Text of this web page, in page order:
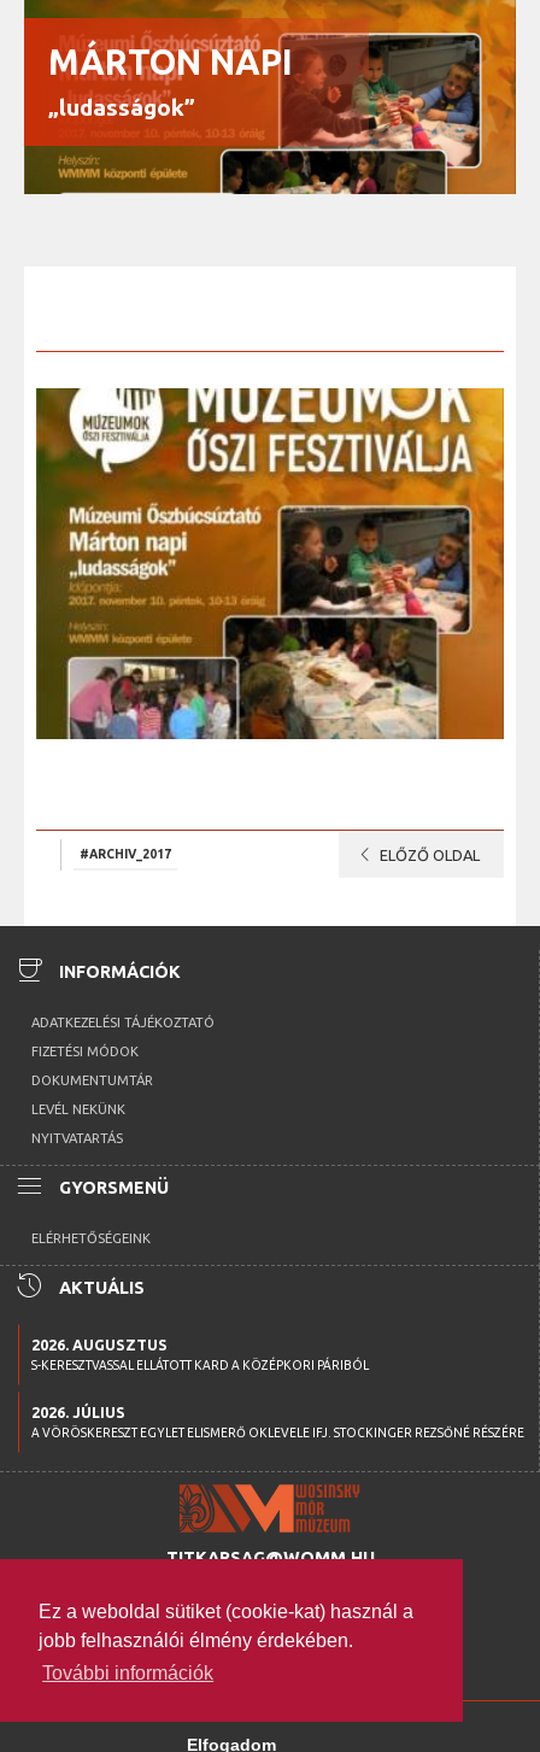
Ez a weboldal sütiket (cookie-kat) használ a
jobb felhasználói élmény érdekében.
További információk
Elfogadom
MÁRTON NAPI
„ludasságok”
#ARCHIV_2017 chevron_left ELŐZŐ OLDAL
coffee INFORMÁCIÓK
ADATKEZELÉSI TÁJÉKOZTATÓ
FIZETÉSI MÓDOK
DOKUMENTUMTÁR
LEVÉL NEKÜNK
NYITVATARTÁS
menu GYORSMENÜ
ELÉRHETŐSÉGEINK
history AKTUÁLIS
2026. AUGUSZTUS
S-KERESZTVASSAL ELLÁTOTT KARD A KÖZÉPKORI PÁRIBÓL
2026. JÚLIUS
A VÖRÖSKERESZT EGYLET ELISMERŐ OKLEVELE IFJ. STOCKINGER REZSŐNÉ RÉSZÉRE
TITKARSAG@WOMM.HU
H-7100 SZEKSZÁRD,
SZENT ISTVÁN TÉR 26.
WWW.WOMM.HU
2026 © COPYRIGHT